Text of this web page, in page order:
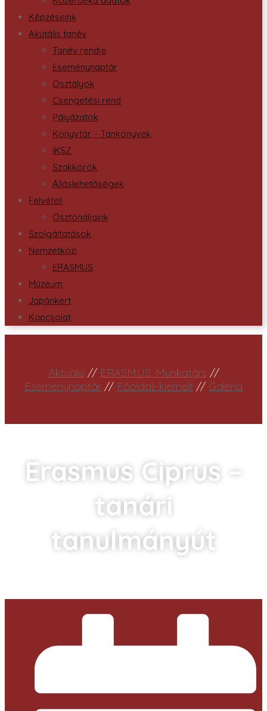
Képzéseink
Akutális tanév
Tanév rendje
Eseménynaptár
Osztályok
Csengetési rend
Pályázatok
Könyvtár – Tankönyvek
IKSZ
Szakkörök
Álláslehetőségek
Felvételi
Ösztöndíjaink
Szolgáltatások
Nemzetközi
ERASMUS
Múzeum
Japánkert
Kapcsolat
Aktuális // ERASMUS: Munkatárs //
Eseménynaptár // Főoldali-kiemelt // Galéria
Erasmus Ciprus –
tanári
tanulmányút